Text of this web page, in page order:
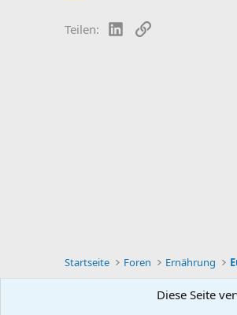
Teilen: LinkedIn
Link
Startseite Foren Ernährung
Deutsch [Du]Diese Seite